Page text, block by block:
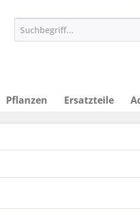
Pflanzen Ersatzteile